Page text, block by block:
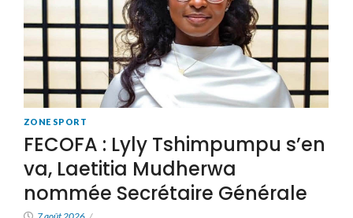
ZONE SPORT
FECOFA : Lyly Tshimpumpu s’en
va, Laetitia Mudherwa
nommée Secrétaire Générale